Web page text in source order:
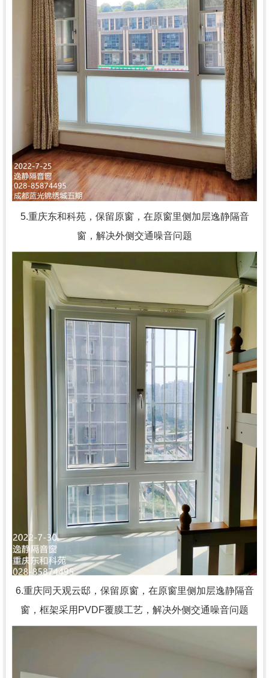
5.重庆东和科苑， 保留原窗，在原窗里侧加层逸静隔音
窗，解决外侧交通噪音问题
6.重庆同天观云邸， 保留原窗，在原窗里侧加层逸静隔音
窗，框架采用PVDF覆膜工艺，解决外侧交通噪音问题